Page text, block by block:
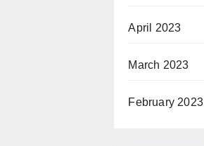
April 2023
March 2023
February 2023